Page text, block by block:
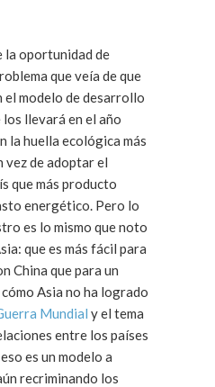
la oportunidad de
que veía de que
el modelo de desarrollo
llevará en el año
la huella ecológica más
vez de adoptar el
que más producto
Pero lo
es lo mismo que noto
que es más fácil para
China que para un
Mundial y el tema
entre los países
recriminando los